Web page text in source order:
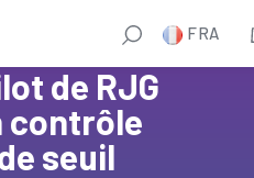
FRA
: le
de RJG
contrôle
seuil